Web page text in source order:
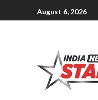
August 6, 2026